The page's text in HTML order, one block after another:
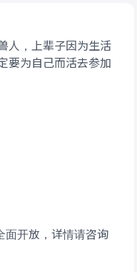
人，上辈子因为生活
要为自己而活去参加
面开放，详情请咨询